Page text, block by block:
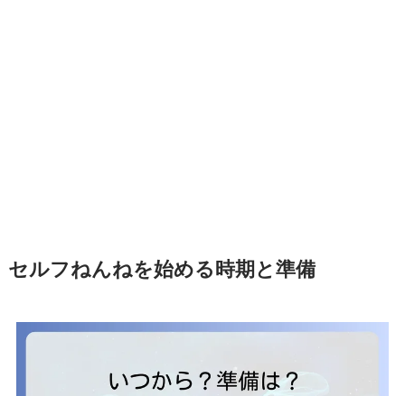
セルフねんねを始める時期と準備